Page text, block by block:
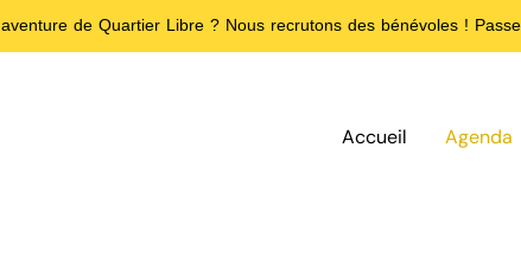
de Quartier Libre ? Nous recrutons des bénévoles !
Accueil Agenda